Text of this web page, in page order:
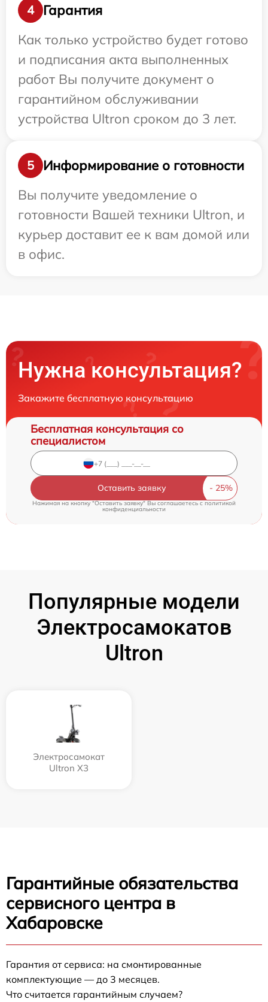
4
Гарантия
Как только устройство будет готово
и подписания акта выполненных
работ Вы получите документ о
гарантийном обслуживании
устройства Ultron сроком до 3 лет.
5
Информирование о готовности
Вы получите уведомление о
готовности Вашей техники Ultron, и
курьер доставит ее к вам домой или
в офис.
Нужна консультация?
Закажите бесплатную консультацию
Бесплатная консультация со
специалистом
Оставить заявку
Нажимая на кнопку "Оставить заявку" Вы соглашаетесь c политикой
конфиденциальности
Популярные модели
Электросамокатов
Ultron
Электросамокат
Ultron X3
Гарантийные обязательства
сервисного центра в
Хабаровске
Гарантия от сервиса: на смонтированные
комплектующие — до 3 месяцев.
Что считается гарантийным случаем?